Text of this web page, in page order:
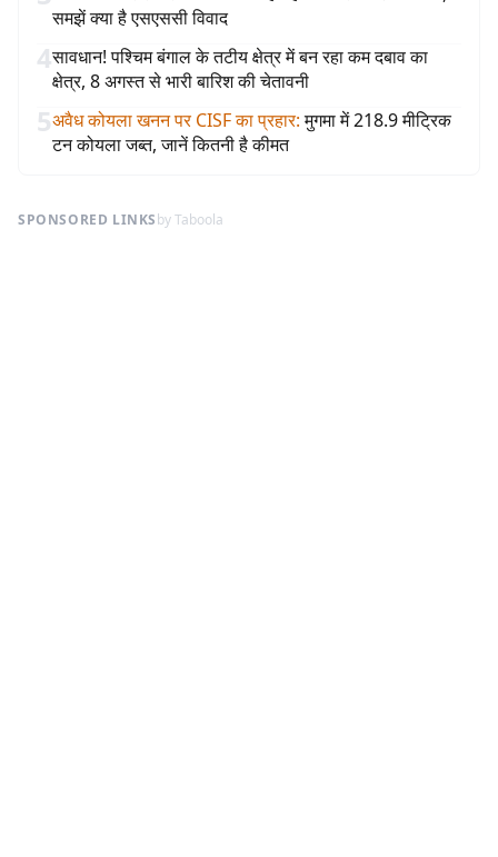
समझें क्या है एसएससी विवाद
4सावधान! पश्चिम बंगाल के तटीय क्षेत्र में बन रहा कम दबाव का
क्षेत्र, 8 अगस्त से भारी बारिश की चेतावनी
5अवैध कोयला खनन पर CISF का प्रहार: मुगमा में 218.9 मीट्रिक
टन कोयला जब्त, जानें कितनी है कीमत
SPONSORED LINKSby Taboola